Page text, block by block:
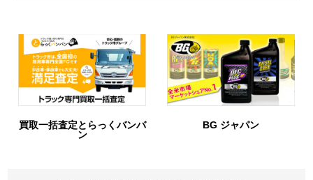
買取一括査定とらっくバンバ
ン
BG ジャパン